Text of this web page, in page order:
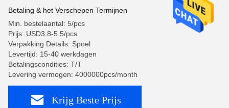
Betaling & het Verschepen Termijnen
Min. bestelaantal: 5/pcs
Prijs: USD3.8-5.5/pcs
Verpakking Details: Spoel
Levertijd: 15-40 werkdagen
Betalingscondities: T/T
Levering vermogen: 4000000pcs/month
Krijg Beste Prijs